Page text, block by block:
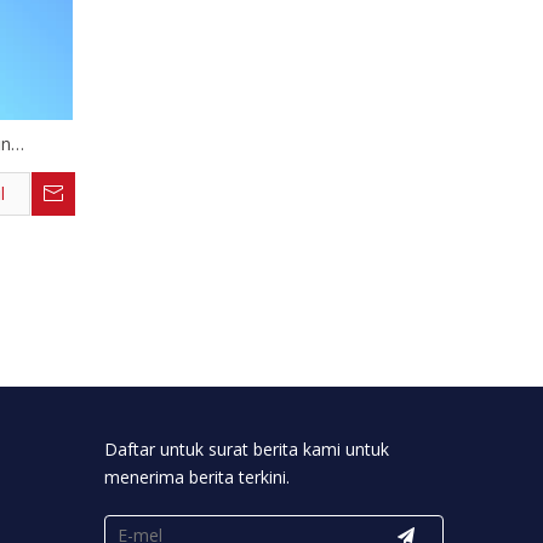
Daftar untuk surat berita kami untuk
menerima berita terkini.